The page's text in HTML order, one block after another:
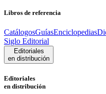
Libros de referencia
CatálogosGuíasEnciclopedias
Siglo Editorial
Editoriales
en distribución
Editoriales
en distribución